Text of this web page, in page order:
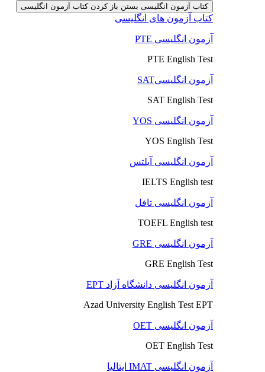
کتاب آزمون انگلیسی بستن باز کردن کتاب آزمون انگلیسی
کتاب آزمون های انگلیسی
آزمون انگلیسی PTE
PTE English Test
آزمون انگلیسیSAT
SAT English Test
آزمون انگلیسی YOS
YOS English Test
آزمون انگلیسی آیلتس
IELTS English test
آزمون انگلیسی تافل
TOEFL English test
آزمون انگلیسی GRE
GRE English Test
آزمون انگلیسی دانشگاه آزاد EPT
Azad University English Test EPT
آزمون انگلیسی OET
OET English Test
آزمون انگلیسی IMAT ایتالیا